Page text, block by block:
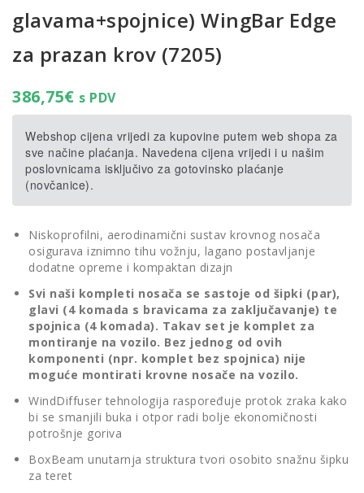
glavama+spojnice) WingBar Edge
za prazan krov (7205)
386,75€ s PDV
Webshop cijena vrijedi za kupovine putem web shopa za
sve načine plaćanja. Navedena cijena vrijedi i u našim
poslovnicama isključivo za gotovinsko plaćanje
(novčanice).
Niskoprofilni, aerodinamični sustav krovnog nosača
osigurava iznimno tihu vožnju, lagano postavljanje
dodatne opreme i kompaktan dizajn
Svi naši kompleti nosača se sastoje od šipki (par),
glavi (4 komada s bravicama za zaključavanje) te
spojnica (4 komada). Takav set je komplet za
montiranje na vozilo. Bez jednog od ovih
komponenti (npr. komplet bez spojnica) nije
moguće montirati krovne nosače na vozilo.
WindDiffuser tehnologija raspoređuje protok zraka kako
bi se smanjili buka i otpor radi bolje ekonomičnosti
potrošnje goriva
BoxBeam unutarnja struktura tvori osobito snažnu šipku
za teret